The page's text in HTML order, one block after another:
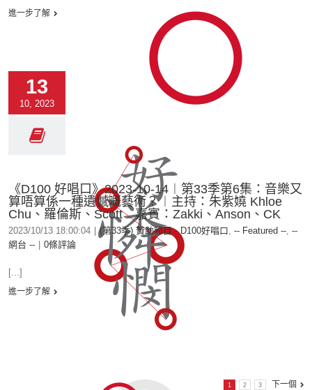
進一步了解
13
10, 2023
《D100 好唱口》2023-10-14︱第33季第6集：音樂又
算唔算係一種遺憾嘅藝術？︱主持：朱紫嬈 Khloe
Chu、羅倫斯、Scott 嘉賓：Zakki、Anson、CK
2023/10/13 18:00:04 (第33季) 贊助節目 - D100好唱口, -- Featured --, --
網台 --
0條評論
[...]
進一步了解
1 2 3 下一個